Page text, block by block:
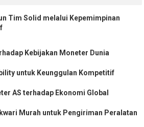
Tim Solid melalui Kepemimpinan
Kebijakan Moneter Dunia
untuk Keunggulan Kompetitif
AS terhadap Ekonomi Global
Murah untuk Pengiriman Peralatan